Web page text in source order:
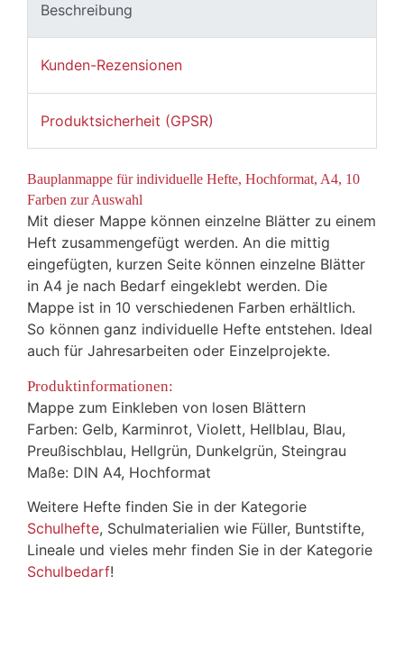
Beschreibung
Kunden-Rezensionen
Produktsicherheit (GPSR)
Bauplanmappe für individuelle Hefte, Hochformat, A4, 10
Farben zur Auswahl
Mit dieser Mappe können einzelne Blätter zu einem
Heft zusammengefügt werden. An die mittig
eingefügten, kurzen Seite können einzelne Blätter
in A4 je nach Bedarf eingeklebt werden. Die
Mappe ist in 10 verschiedenen Farben erhältlich.
So können ganz individuelle Hefte entstehen. Ideal
auch für Jahresarbeiten oder Einzelprojekte.
Produktinformationen:
Mappe zum Einkleben von losen Blättern
Farben: Gelb, Karminrot, Violett, Hellblau, Blau,
Preußischblau, Hellgrün, Dunkelgrün, Steingrau
Maße: DIN A4, Hochformat
Weitere Hefte finden Sie in der Kategorie
Schulhefte, Schulmaterialien wie Füller, Buntstifte,
Lineale und vieles mehr finden Sie in der Kategorie
Schulbedarf!